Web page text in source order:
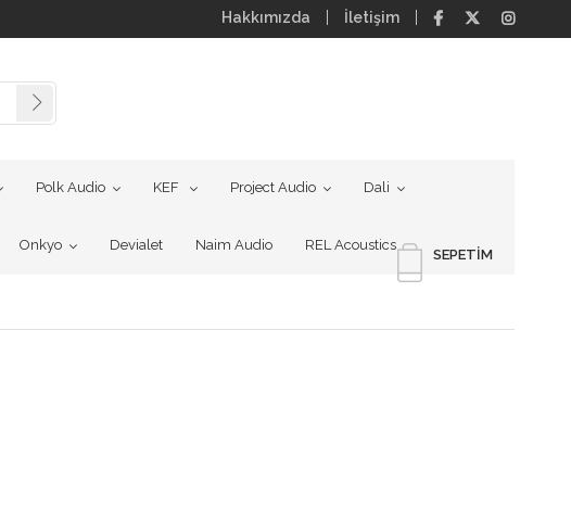
Hakkımızda İletişim
SEPETIM
Polk Audio KEF Project Audio Dali
Onkyo Devialet Naim Audio REL Acoustics